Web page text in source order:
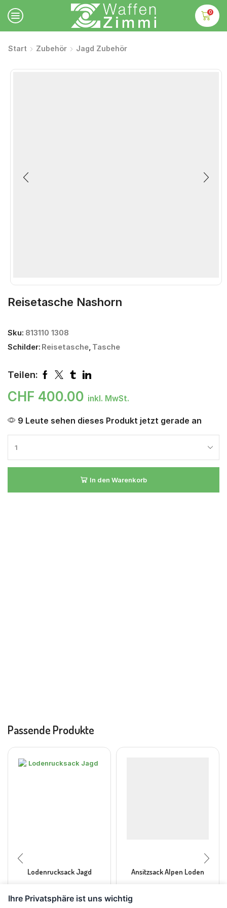
0
Start Zubehör Jagd Zubehör
Reisetasche Nashorn
Sku: 813110 1308
Schilder: Reisetasche, Tasche
Teilen:
CHF 400.00 inkl. MwSt.
9 Leute sehen dieses Produkt jetzt gerade an
In den Warenkorb
Passende Produkte
Lodenrucksack Jagd Ansitzsack Alpen Loden
Ihre Privatsphäre ist uns wichtig